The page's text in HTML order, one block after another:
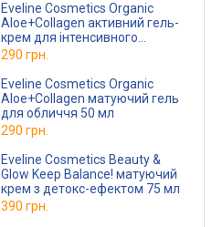
Eveline Cosmetics Organic
Aloe+Collagen активний гель-
крем для інтенсивного
зволоження має заспокійливі
властивості 50 мл
290 грн.
Eveline Cosmetics Organic
Aloe+Collagen матуючий гель
для обличчя 50 мл
290 грн.
Eveline Cosmetics Beauty &
Glow Keep Balance! матуючий
крем з детокс-ефектом 75 мл
390 грн.